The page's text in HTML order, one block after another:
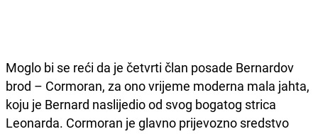
Moglo bi se reći da je četvrti član posade Bernardov
brod – Cormoran, za ono vrijeme moderna mala jahta,
koju je Bernard naslijedio od svog bogatog strica
Leonarda. Cormoran je glavno prijevozno sredstvo